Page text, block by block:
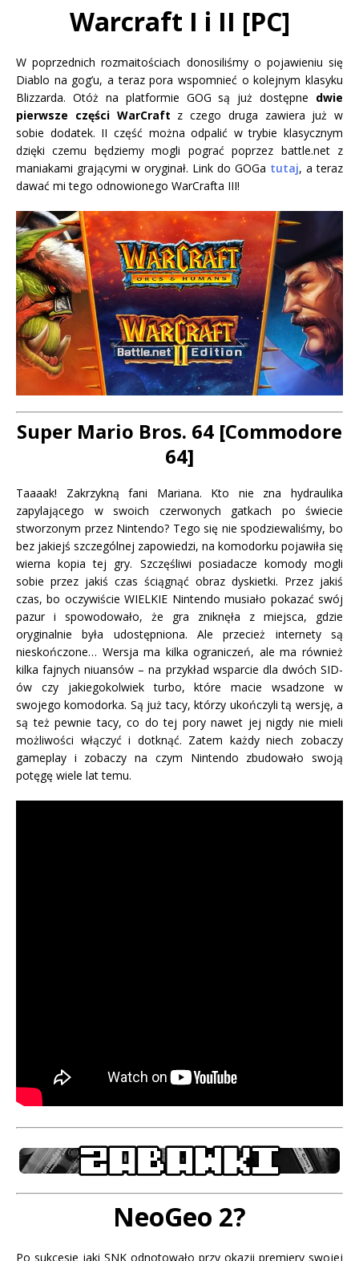
Warcraft I i II [PC]
W poprzednich rozmaitościach donosiliśmy o pojawieniu się
Diablo na gog’u, a teraz pora wspomnieć o kolejnym klasyku
Blizzarda. Otóż na platformie GOG są już dostępne dwie
pierwsze części WarCraft z czego druga zawiera już w
sobie dodatek. II część można odpalić w trybie klasycznym
dzięki czemu będziemy mogli pograć poprzez battle.net z
maniakami grającymi w oryginał. Link do GOGa tutaj, a teraz
dawać mi tego odnowionego WarCrafta III!
Super Mario Bros. 64 [Commodore
64]
Taaaak! Zakrzykną fani Mariana. Kto nie zna hydraulika
zapylającego w swoich czerwonych gatkach po świecie
stworzonym przez Nintendo? Tego się nie spodziewaliśmy, bo
bez jakiejś szczególnej zapowiedzi, na komodorku pojawiła się
wierna kopia tej gry. Szczęśliwi posiadacze komody mogli
sobie przez jakiś czas ściągnąć obraz dyskietki. Przez jakiś
czas, bo oczywiście WIELKIE Nintendo musiało pokazać swój
pazur i spowodowało, że gra zniknęła z miejsca, gdzie
oryginalnie była udostępniona. Ale przecież internety są
nieskończone… Wersja ma kilka ograniczeń, ale ma również
kilka fajnych niuansów – na przykład wsparcie dla dwóch SID-
ów czy jakiegokolwiek turbo, które macie wsadzone w
swojego komodorka. Są już tacy, którzy ukończyli tą wersję, a
są też pewnie tacy, co do tej pory nawet jej nigdy nie mieli
możliwości włączyć i dotknąć. Zatem każdy niech zobaczy
gameplay i zobaczy na czym Nintendo zbudowało swoją
potęgę wiele lat temu.
NeoGeo 2?
Po sukcesie jaki SNK odnotowało przy okazji premiery swojej